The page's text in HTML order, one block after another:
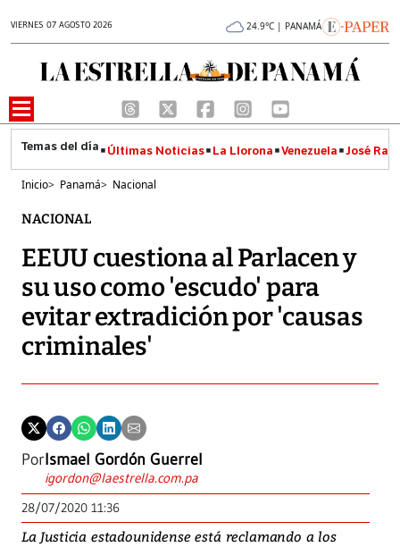
VIERNES 07 AGOSTO 2026 24.9°C | PANAMÁ
Últimas Noticias La Llorona Venezuela José
Inicio> Panamá> Nacional
NACIONAL
EEUU cuestiona al Parlacen y
su uso como 'escudo' para
evitar extradición por 'causas
criminales'
PorIsmael Gordón Guerrel
igordon@laestrella.com.pa
28/07/2020 11:36
La Justicia estadounidense está reclamando a los